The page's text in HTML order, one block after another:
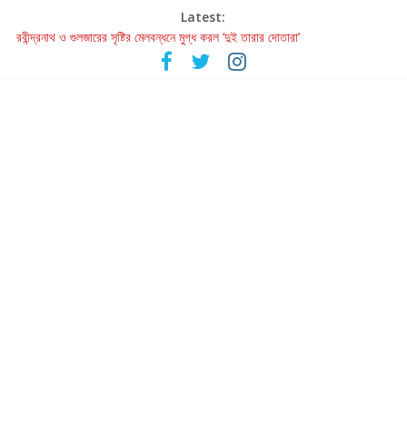
Latest:
রবীন্দ্রনাথ ও গুলজারের সৃষ্টির মেলবন্ধনে মুগ্ধ করল ‘দুই তারার দোতারা’
কলের গান থেকে রীলস্ — বাঙালির গান শোনার বিবর্তনের গল্প
জগন্নাথমঙ্গলম্ — বাংলায় প্রথমবার মঞ্চে এবার রথযাত্রার উদযাপন